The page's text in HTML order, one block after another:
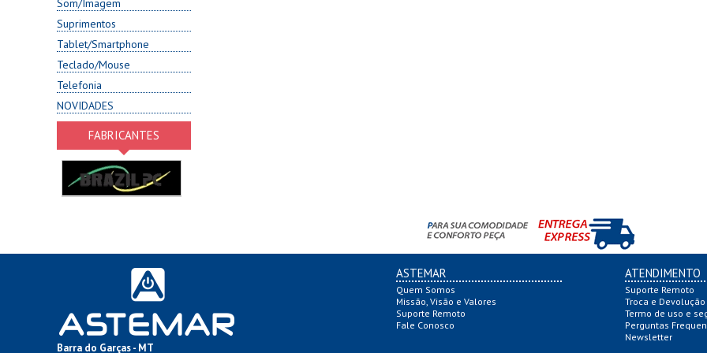
Som/Imagem
Suprimentos
Tablet/Smartphone
Teclado/Mouse
Telefonia
NOVIDADES
FABRICANTES
Barra do Garças - MT
ASTEMAR
Quem Somos
Missão, Visão e Valores
Suporte Remoto
Fale Conosco
ATENDIMENTO
Suporte Remoto
Troca e Devolução
Termo de uso e
Perguntas
Newsletter